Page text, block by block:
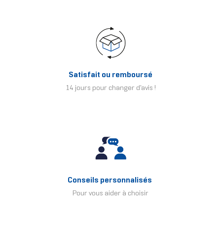
Satisfait ou remboursé
14 jours pour changer d'avis !
Conseils personnalisés
Pour vous aider à choisir